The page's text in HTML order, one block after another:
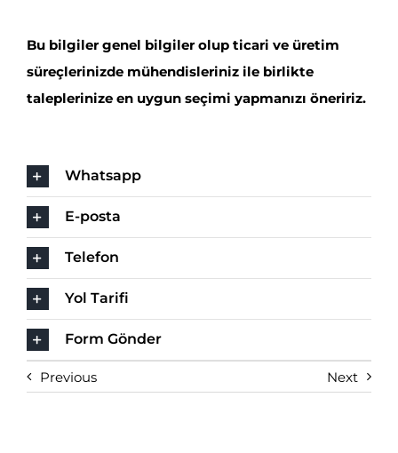
Bu bilgiler genel bilgiler olup ticari ve üretim
süreçlerinizde mühendisleriniz ile birlikte
taleplerinize en uygun seçimi yapmanızı öneririz.
Whatsapp
E-posta
Telefon
Yol Tarifi
Form Gönder
Previous Next